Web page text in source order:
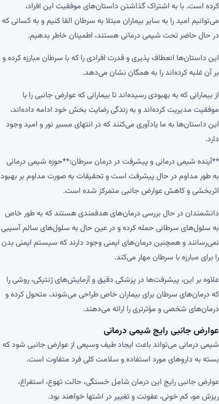
کرده است. با به اشتراک گذاشتن داستان‌های موفقیت این افراد،
می‌توانیم امید را به سایر بیماران مبتلا به سرطان القا کنیم و به کسانی که
در حال حاضر تحت شیمی درمانی هستند، اطمینان خاطر بدهیم.
این داستان‌ها انعطاف پذیری و قدرت افرادی را که با سرطان مبارزه کرده و
بر آن غلبه کرده‌اند را به همگان نشان می‌دهد.
از بیمارانی که به بهبودی رسیده‌اند تا بیمارانی که عوارض جانبی را با
موفقیت مدیریت کرده‌اند و به زندگی رضایت بخش خود ادامه داده‌اند،
این داستان‌ها به ما یادآوری می‌کنند که در انتهای مسیر نور و امید وجود
دارد.
**آینده شیمی درمانی و پیشرفت در درمان سرطان:**حوزه شیمی درمانی
به طور مداوم در حال پیشرفت است و تحقیقات به صورت مداوم بر بهبود
اثربخشی و کاهش عوارض جانبی متمرکز شده است.
دانشمندان در حال بررسی درمان‌های هدفمندی هستند که به طور خاص
به سلول‌های سرطانی حمله کرده و در عین حال به سلول‌های سالم آسیبی
نمی‌رسانند و همچنین درمان‌های ایمنی وجود دارند که سیستم ایمنی بدن
را برای مبارزه با سرطان مهار می‌کند.
علاوه بر این، پیشرفت‌ها در پزشکی دقیق و آزمایش‌های ژنتیکی، روشی را
که درمان‌های سرطان برای بیماران خاص طراحی می‌شوند، متحول کرده و
درمان‌های شخصی و مؤثرتری را ارائه می‌دهند.
عوارض جانبی رایج شیمی درمانی
شیمی درمانی می‌تواند باعث ایجاد طیف وسیعی از عوارض جانبی شود که
بسته به داروهای مورد استفاده و سلامت کلی فرد متفاوت است.
عوارض جانبی رایج این درمان شامل خستگی، حالت تهوع، استفراغ،
ریزش مو، کم خونی، عفونت و تغییر در اشتها خواهند بود.